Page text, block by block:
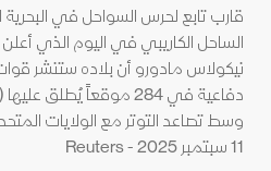
قارب تابع لحرس السواحل في البحرية
الساحل الكاريبي في اليوم الذي
نيكولاس مادورو أن بلاده ستنشر
دفاعية في 284 موقعاً
وسط تصاعد التوتر مع الولايات
11 سبتمبر 2025 - Reuters